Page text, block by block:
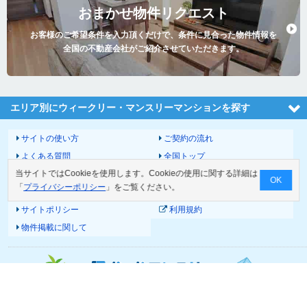
おまかせ物件リクエスト
お客様のご希望条件を入力頂くだけで、条件に見合った物件情報を
全国の不動産会社がご紹介させていただきます。
エリア別にウィークリー・マンスリーマンションを探す
サイトの使い方
ご契約の流れ
よくある質問
全国トップ
サイトマップ
運営会社
お問い合わせ
個人情報の取扱いについて
サイトポリシー
利用規約
物件掲載に関して
当サイトではCookieを使用します。Cookieの使用に関する詳細は
「 プライバシーポリシー 」をご覧ください。
OK